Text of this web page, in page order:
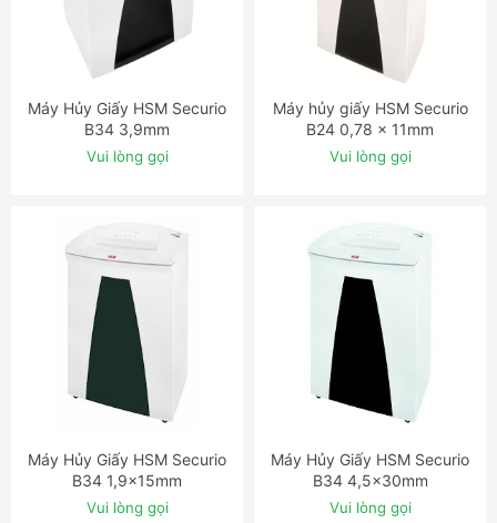
ĐẶT NGAY
Máy Hủy Giấy HSM Securio
B34 3,9mm
Vui lòng gọi
ĐẶT NGAY
Máy hủy giấy HSM Securio
B24 0,78 x 11mm
Vui lòng gọi
ĐẶT NGAY
Máy Hủy Giấy HSM Securio
B34 1,9x15mm
Vui lòng gọi
ĐẶT NGAY
Máy Hủy Giấy HSM Securio
B34 4,5x30mm
Vui lòng gọi